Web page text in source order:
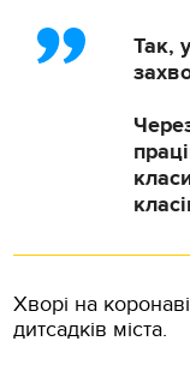
Так,
Хворі на
дитсадків міста.